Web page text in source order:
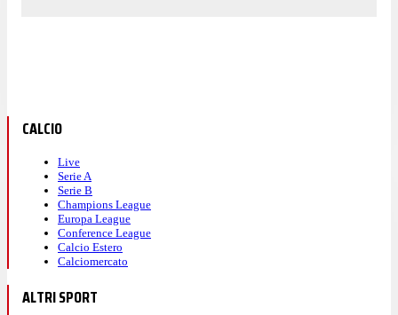
CALCIO
Live
Serie A
Serie B
Champions League
Europa League
Conference League
Calcio Estero
Calciomercato
ALTRI SPORT